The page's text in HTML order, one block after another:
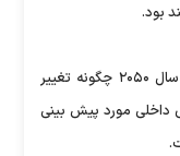
بود.
این گزارش با عنوان : نظم اقتصادی جهانی تا سال ۲۰۵۰ چگونه تغییر
داخلی مورد پیش بینی